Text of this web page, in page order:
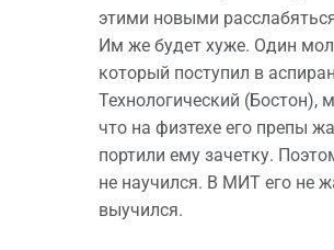
этими новыми
Им же будет хуже. Один
который поступил в
Технологический (Бостон),
что на физтехе его препы
портили ему зачетку.
не научился. В МИТ его не
выyчился.